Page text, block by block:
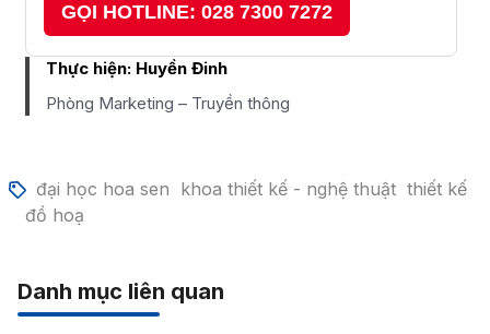
GỌI HOTLINE: 028 7300 7272
Thực hiện: Huyền Đinh
Phòng Marketing – Truyền thông
đại học hoa sen khoa thiết kế - nghệ thuật thiết kế
đồ hoạ
Danh mục liên quan